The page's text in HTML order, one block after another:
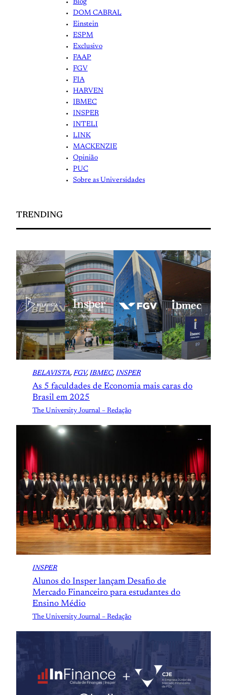
Blog
DOM CABRAL
Einstein
ESPM
Exclusivo
FAAP
FGV
FIA
HARVEN
IBMEC
INSPER
INTELI
LINK
MACKENZIE
Opinião
PUC
Sobre as Universidades
TRENDING
BELAVISTA, FGV, IBMEC, INSPER
As 5 faculdades de Economia mais caras do
Brasil em 2025
The University Journal – Redação
INSPER
Alunos do Insper lançam Desafio de
Mercado Financeiro para estudantes do
Ensino Médio
The University Journal – Redação